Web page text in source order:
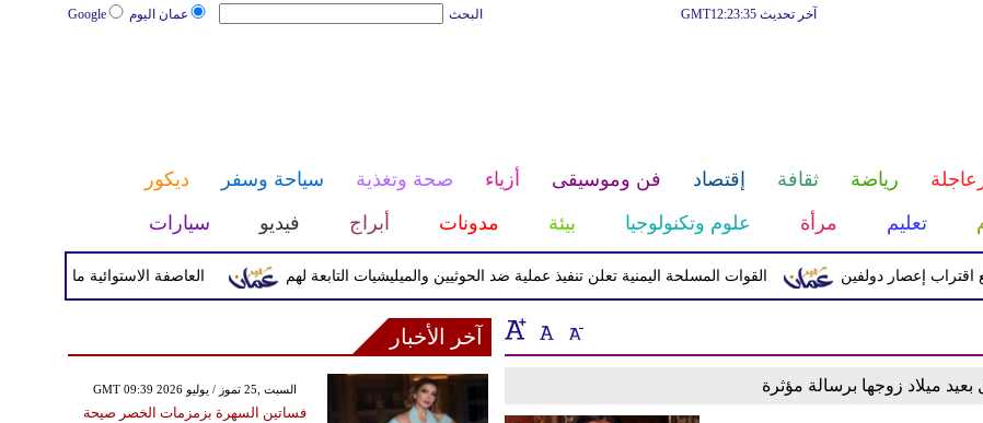
عمان اليوم Google البحث آخر تحديث GMT12:23:35
رياضة ثقافة إقتصاد فن وموسيقى أزياء صحة وتغذية سياحة وسفر
ديكور
تعليم مرأة علوم وتكنولوجيا بيئة مدونات أبراج فيديو سيارات
العاصفة الاستوائية مايماي تضرب القوات المسلحة اليمنية تعلن تنفيذ عملية ضد الحوثيين والميليشيات التابعة لهم إعصار دولفين
ميلاد زوجها برسالة مؤثرة
آخر الأخبار
GMT 09:39 2026 السبت ,25 تموز / يوليو
فساتين السهرة بزمزمات الخصر صيحة